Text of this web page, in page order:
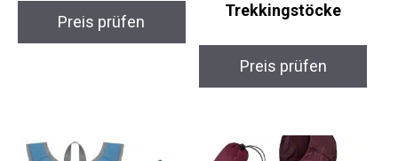
Preis prüfen
Trekkingstöcke
Preis prüfen